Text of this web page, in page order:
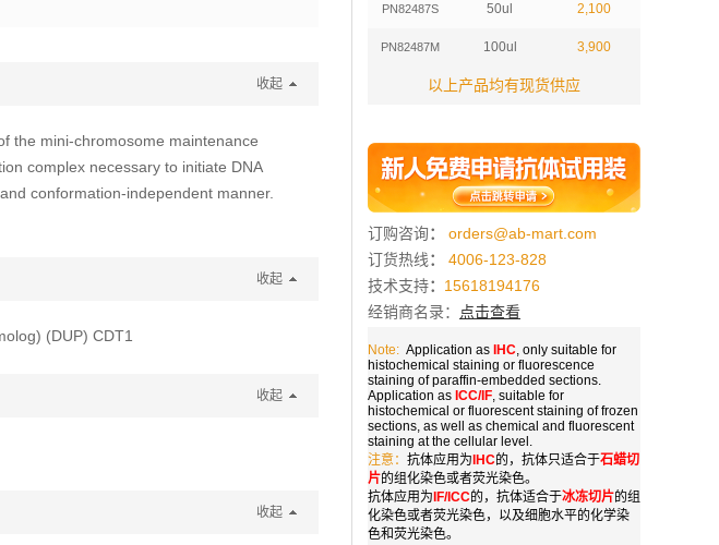
PN82487S 50ul 2,100
PN82487M 100ul 3,900
以上产品均有现货供应
订购咨询：
orders@ab-mart.com
订货热线：
4006-123-828
技术支持： 15618194176
经销商名录：
点击查看
Note: Application as IHC, only suitable for
histochemical staining or fluorescence
staining of paraffin-embedded sections.
Application as ICC/IF, suitable for
histochemical or fluorescent staining of frozen
sections, as well as chemical and fluorescent
staining at the cellular level.
注意： 抗体应用为 IHC的，抗体只适合于石蜡切
片的组化染色或者荧光染色。
抗体应用为 IF/ICC的，抗体适合于冰冻切片的组
化染色或者荧光染色，以及细胞水平的化学染
色和荧光染色。
收起
the mini-chromosome maintenance
complex necessary to initiate DNA
conformation-independent manner.
收起
(DUP) CDT1
收起
收起